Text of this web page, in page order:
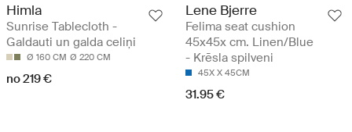
Himla
Sunrise Tablecloth -
Galdauti un galda celiņi
Ø 160 CM Ø 220 CM
no 219 €
Lene Bjerre
Felima seat cushion
45x45x cm. Linen/Blue
- Krēsla spilveni
45X X 45CM
31.95 €